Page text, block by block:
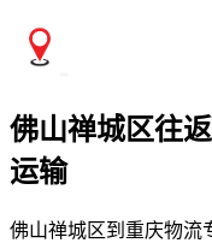
佛山禅城区往
运输
佛山禅城区到重庆物流